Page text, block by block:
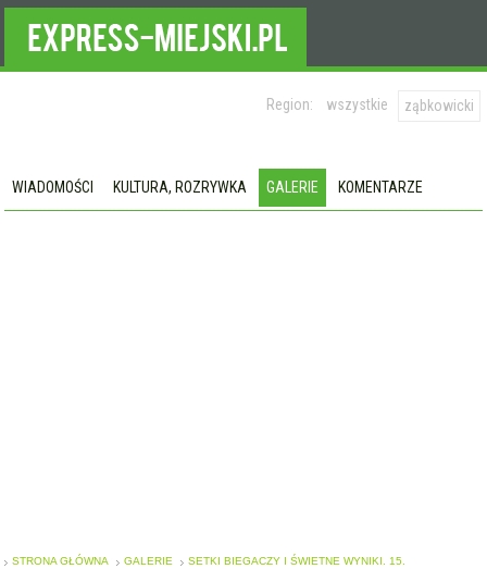
Region: wszystkie ząbkowicki
WIADOMOŚCI KULTURA, ROZRYWKA GALERIE KOMENTARZE
STRONA GŁÓWNA GALERIE
SETKI BIEGACZY I ŚWIETNE WYNIKI. 15.